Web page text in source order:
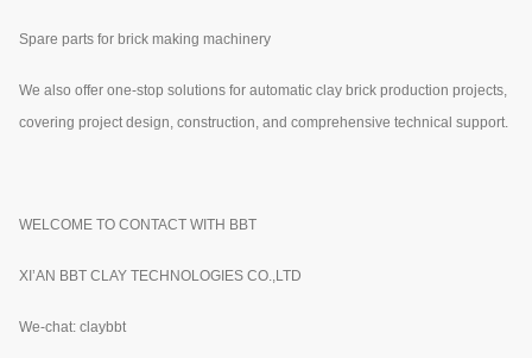
Spare parts for brick making machinery
We also offer one-stop solutions for automatic clay brick production projects,
covering project design, construction, and comprehensive technical support.
WELCOME TO CONTACT WITH BBT
XI’AN BBT CLAY TECHNOLOGIES CO.,LTD
We-chat: claybbt